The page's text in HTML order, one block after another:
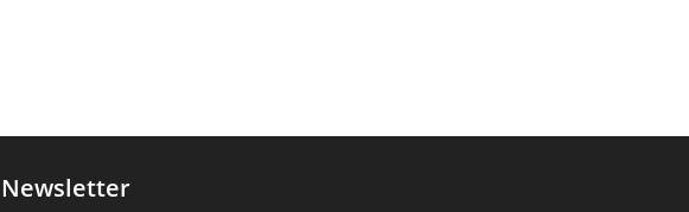
Newsletter